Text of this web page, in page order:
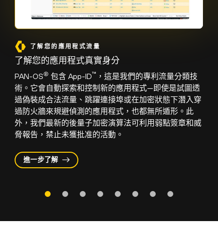
了解您的應用程式流量
了解您的應用程式真實身分
PAN-OS® 包含 App-ID™ ，這是我們的專利流量分類技
術。它會自動探索和控制新的應用程式—即使是試圖透
過偽裝成合法流量、跳躍連接埠或在加密狀態下潛入穿
過防火牆來規避偵測的應用程式，也都無所遁形。此
外，我們最新的後量子加密演算法可利用弱點簽章和威
脅報告，禁止未獲批准的活動。
進一步了解